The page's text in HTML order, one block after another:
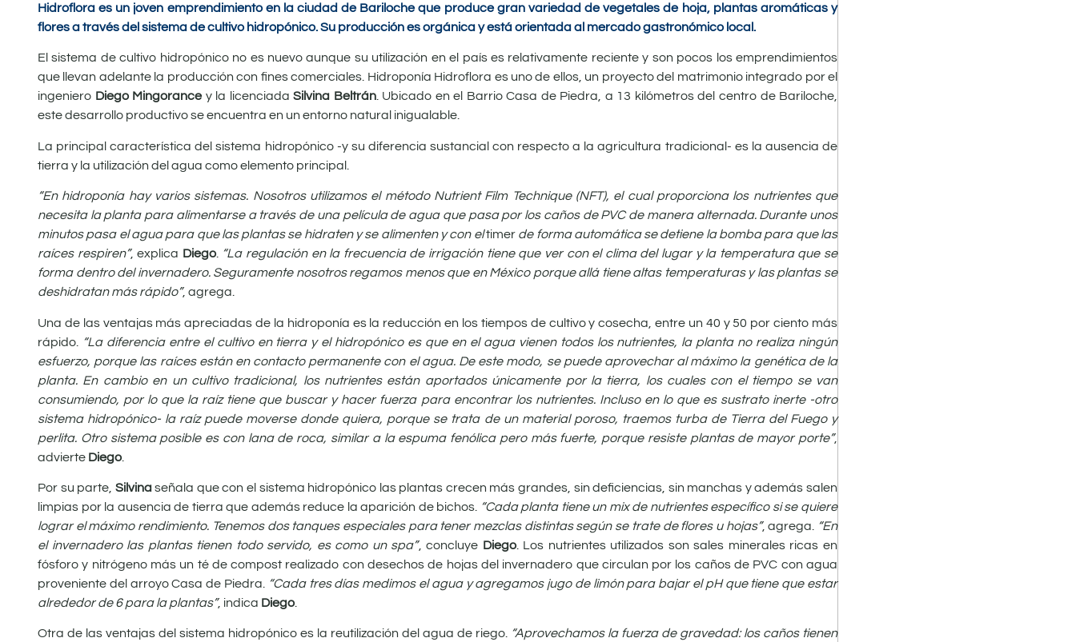
Hidroflora es un joven emprendimiento en la ciudad de Bariloche que produce gran variedad de vegetales de hoja, plantas aromáticas y
flores a través del sistema de cultivo hidropónico. Su producción es orgánica y está orientada al mercado gastronómico local.
El sistema de cultivo hidropónico no es nuevo aunque su utilización en el país es relativamente reciente y son pocos los emprendimientos
que llevan adelante la producción con fines comerciales. Hidroponía Hidroflora es uno de ellos, un proyecto del matrimonio integrado por el
ingeniero Diego Mingorancey la licenciadaSilvina Beltrán. Ubicado en el Barrio Casa de Piedra, a 13 kilómetros del centro de Bariloche,
este desarrollo productivo se encuentra en un entorno natural inigualable.
La principal característica del sistema hidropónico -y su diferencia sustancial con respecto a la agricultura tradicional- es la ausencia de
tierra y la utilización del agua como elemento principal.
“En hidroponía hay varios sistemas. Nosotros utilizamos el método Nutrient Film Technique (NFT), el cual proporciona los nutrientes que
necesita la planta para alimentarse a través de una película de agua que pasa por los caños de PVC de manera alternada. Durante unos
minutos pasa el agua para que las plantas se hidraten y se alimenten y con eltimer de forma automática se detiene la bomba para que las
raíces respiren”, explica Diego. “La regulación en la frecuencia de irrigación tiene que ver con el clima del lugar y la temperatura que se
forma dentro del invernadero. Seguramente nosotros regamos menos que en México porque allá tiene altas temperaturas y las plantas se
deshidratan más rápido”, agrega.
Una de las ventajas más apreciadas de la hidroponía es la reducción en los tiempos de cultivo y cosecha, entre un 40 y 50 por ciento más
rápido.
“La diferencia entre el cultivo en tierra y el hidropónico es que en el agua vienen todos los nutrientes, la planta no realiza ningún
esfuerzo, porque las raíces están en contacto permanente con el agua. De este modo, se puede aprovechar al máximo la genética de la
planta. En cambio en un cultivo tradicional, los nutrientes están aportados únicamente por la tierra, los cuales con el tiempo se van
consumiendo, por lo que la raíz tiene que buscar y hacer fuerza para encontrar los nutrientes. Incluso en lo que es sustrato inerte -otro
sistema hidropónico- la raíz puede moverse donde quiera, porque se trata de un material poroso, traemos turba de Tierra del Fuego y
perlita. Otro sistema posible es con lana de roca, similar a la espuma fenólica pero más fuerte, porque resiste plantas de mayor porte”,
advierte Diego
Por su parte, Silvinaseñala que con el sistema hidropónico las plantas crecen más grandes, sin deficiencias, sin manchas y además salen
limpias por la ausencia de tierra que además reduce la aparición de bichos. “Cada planta tiene un mix de nutrientes específico si se quiere
lograr el máximo rendimiento. Tenemos dos tanques especiales para tener mezclas distintas según se trate de flores u hojas”, agrega.
“En
el invernadero las plantas tienen todo servido, es como un spa”, concluye Diego. Los nutrientes utilizados son sales minerales ricas en
fósforo y nitrógeno más un té de compost realizado con desechos de hojas del invernadero que circulan por los caños de PVC con agua
proveniente del arroyo Casa de Piedra.
“Cada tres días medimos el agua y agregamos jugo de limón para bajar el pH que tiene que estar
alrededor de 6 para la plantas”, indica Diego
Otra de las ventajas del sistema hidropónico es la reutilización del agua de riego. “Aprovechamos la fuerza de gravedad: los caños tienen